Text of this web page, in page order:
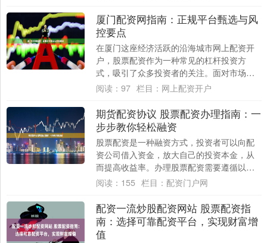
厦门配资网指南：正规平台甄选与风
控要点
在厦门这座经济活跃的沿海城市网上配资开
户，股票配资作为一种常见的杠杆投资方
式，吸引了众多投资者的关注。面对市场上
众多的配资平台，如何甄选正规机构、规避
阅读： 97 栏目： 网上配资开户
期货配资协议 股票配资办理指南：一
步步教你轻松融资
股票配资是一种融资方式，投资者可以向配
资公司借入资金，放大自己的投资本金，从
而提高收益率。办理股票配资需要遵循以下
步骤： 正规的股票配资平台通常具备以下特
阅读： 155 栏目： 配资门户网
配资一流炒股配资网站 股票配资指
南：选择可靠配资平台，实现财富增
值